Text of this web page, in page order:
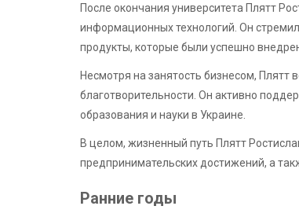
После окончания университета Плятт
информационных технологий. Он
продукты, которые были успешно
Несмотря на занятость бизнесом, Плятт
благотворительности. Он активно
образования и науки в Украине.
В целом, жизненный путь Плятт
предпринимательских достижений, а
Ранние годы